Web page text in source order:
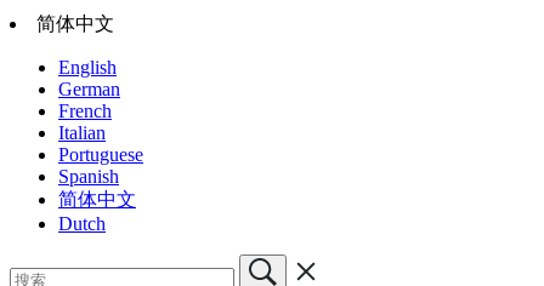
简体中文
English
German
French
Italian
Portuguese
Spanish
简体中文
Dutch